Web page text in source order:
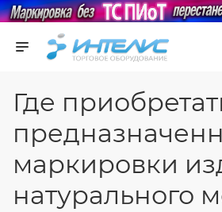
Где
маркировки
натурального